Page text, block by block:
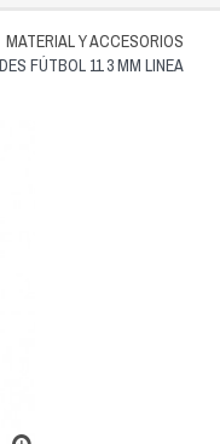
MATERIAL Y ACCESORIOS
FÚTBOL 11 3 MM LINEA